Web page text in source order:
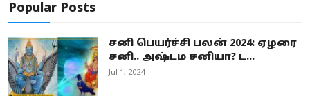
Popular Posts
சனி பெயர்ச்சி பலன் 2024: ஏழரை
சனி.. அஷ்டம சனியா? ட...
Jul 1, 2024